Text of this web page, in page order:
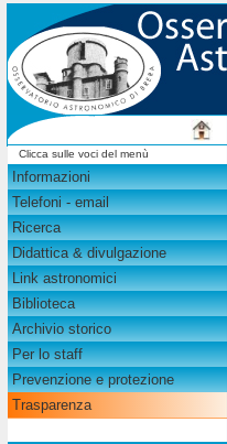
Clicca sulle voci del menù
Informazioni
Telefoni - email
Ricerca
Didattica & divulgazione
Link astronomici
Biblioteca
Archivio storico
Per lo staff
Prevenzione e protezione
Trasparenza